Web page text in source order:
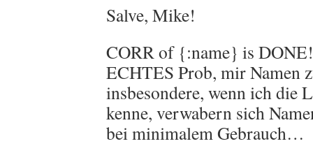
Salve, Mike!
CORR of {:name} is
ECHTES Prob, mir Namen
insbesondere, wenn ich die
kenne, verwabern sich
bei minimalem Gebrauch…